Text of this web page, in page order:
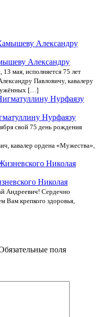
Александру
13 мая, исполняется 75 лет
Павловичу, кавалеру
[…]
Нурфаязу
свой 75 день рождения
кавалер ордена «Мужества»,
Николая
Андреевич! Сердечно
Вам крепкого здоровья,
поля